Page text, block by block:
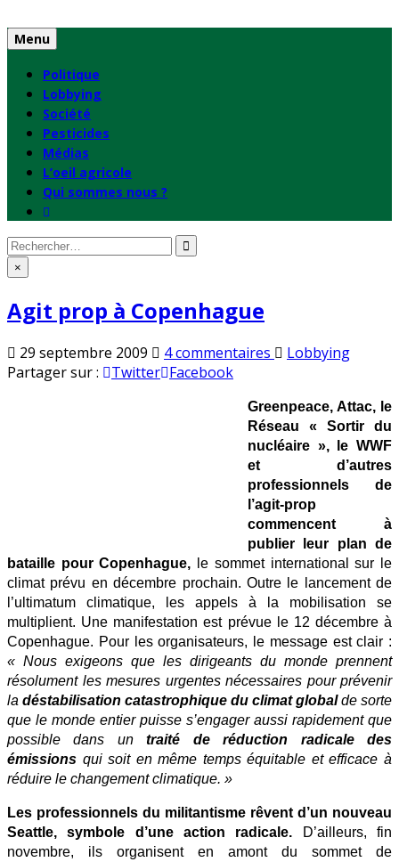
to
content
Menu
Politique
Lobbying
Société
Pesticides
Médias
L’oeil agricole
Qui sommes nous ?
Rechercher
: ×
Agit prop à Copenhague
29 septembre 2009 4 commentaires sur
à
Copenhague
Publié
Lobbying
Partager sur :
Twitter Facebook
Greenpeace, Attac, le
Réseau « Sortir du
nucléaire », le WWF
et d’autres
professionnels de
l’agit-prop
commencent à
publier leur plan de
bataille pour Copenhague,
le sommet international sur le
climat prévu en décembre prochain. Outre le lancement de
l’ultimatum climatique, les appels à la mobilisation se
multiplient. Une manifestation est prévue le 12 décembre à
Copenhague. Pour les organisateurs, le message est clair :
« Nous exigeons que les dirigeants du monde prennent
résolument les mesures urgentes nécessaires pour prévenir
la déstabilisation catastrophique du climat globalde sorte
que le monde entier puisse s’engager aussi rapidement que
possible dans untraité de réduction radicale des
émissions qui soit en même temps équitable et efficace à
réduire le changement climatique. »
Les professionnels du militantisme rêvent d’un nouveau
Seattle, symbole d’une action radicale.
D’ailleurs, fin
novembre, ils organisent en amont du sommet de